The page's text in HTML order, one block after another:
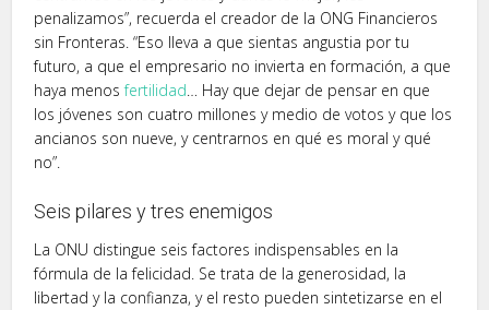
penalizamos”, recuerda el creador de la ONG Financieros
sin Fronteras. “Eso lleva a que sientas angustia por tu
futuro, a que el empresario no invierta en formación, a que
haya menosfertilidad… Hay que dejar de pensar en que
los jóvenes son cuatro millones y medio de votos y que los
ancianos son nueve, y centrarnos en qué es moral y qué
no”.
Seis pilares y tres enemigos
La ONU distingue seis factores indispensables en la
fórmula de la felicidad. Se trata de la generosidad, la
libertad y la confianza, y el resto pueden sintetizarse en el